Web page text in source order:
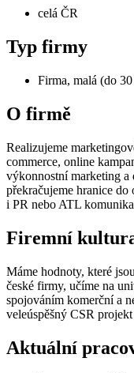
celá ČR
Typ firmy
Firma, malá (do
O firmě
Realizujeme
commerce, online
výkonnostní marketing a
překračujeme hranice
i PR nebo ATL
Firemní
Máme hodnoty, které
české firmy, učíme na
spojováním komerční a
veleúspěšný CSR
Aktuální